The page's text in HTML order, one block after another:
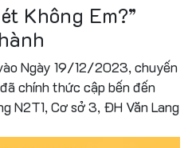
Không Em?”
Ngày 19/12/2023, chuyến
chính thức cập bến đến
N2T1, Cơ sở 3, ĐH Văn Lang